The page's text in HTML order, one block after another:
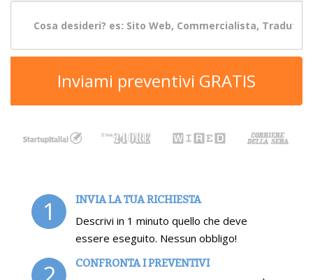
Inviami preventivi GRATIS
1 INVIA LA TUA RICHIESTA
Descrivi in 1 minuto quello che deve
essere eseguito. Nessun obbligo!
CONFRONTA I PREVENTIVI